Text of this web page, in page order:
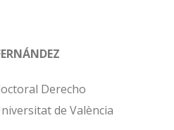
Derecho
de València